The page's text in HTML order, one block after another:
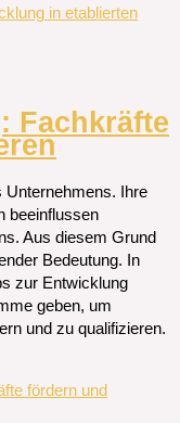
in etablierten
Fachkräfte
Unternehmens. Ihre
beeinflussen
Aus diesem Grund
Bedeutung. In
zur Entwicklung
geben, um
und zu qualifizieren.
fördern und